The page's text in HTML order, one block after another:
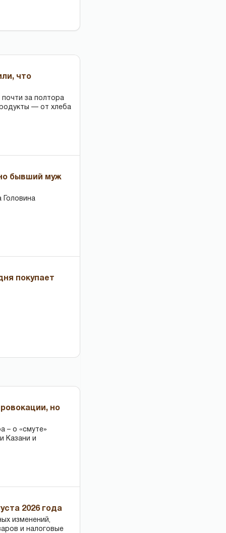
что
почти за полтора
— от хлеба
бывший муж
покупает
но
– о «смуте»
Казани и
2026 года
изменений,
и налоговые